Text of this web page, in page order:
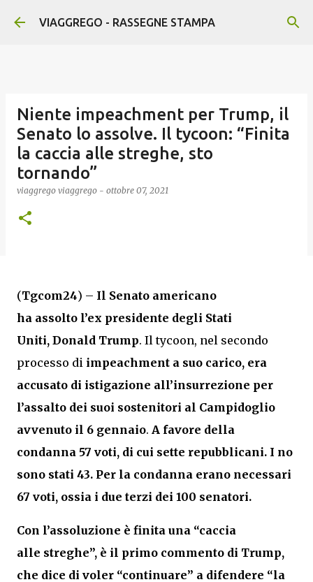
Passa ai contenuti principali
VIAGGREGO - RASSEGNE STAMPA
Niente impeachment per Trump, il
Senato lo assolve. Il tycoon: “Finita
la caccia alle streghe, sto
tornando”
viaggrego viaggrego - ottobre 07, 2021
(Tgcom24) – Il Senato americano
ha assolto l’ex presidente degli Stati
Uniti, Donald Trump. Il tycoon, nel secondo
processo di impeachment a suo carico, era
accusato di istigazione all’insurrezione per
l’assalto dei suoi sostenitori al Campidoglio
avvenuto il 6 gennaio. A favore della
condanna 57 voti, di cui sette repubblicani. I no
sono stati 43. Per la condanna erano necessari
67 voti, ossia i due terzi dei 100 senatori.
Con l’assoluzione è finita una “caccia
alle streghe”, è il primo commento di Trump,
che dice di voler “continuare” a difendere “la